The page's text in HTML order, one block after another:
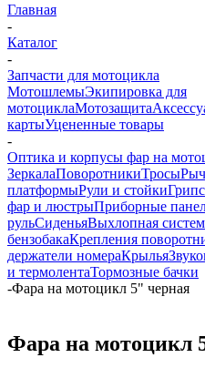
Главная
-
Каталог
-
Запчасти для мотоцикла
МотошлемыЭкипировка для
мотоциклаМотозащита
картыУцененные товары
-
Оптика и корпусы фар на
ЗеркалаПоворотникиТросы
платформыРули и стойки
фар и люстрыПриборные
рульСиденьяВыхлопная
бензобакаКрепления
держатели номераКрылья
и термолентаТормозные бачки
-Фара на мотоцикл 5" черная
Фара на мотоцикл